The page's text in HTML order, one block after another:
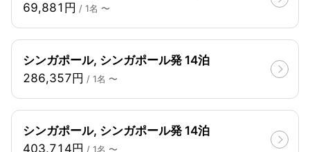
69,881円 / 1名 〜
シンガポール, シンガポール発 14泊
286,357円 / 1名 〜
シンガポール, シンガポール発 14泊
403,714円 / 1名 〜